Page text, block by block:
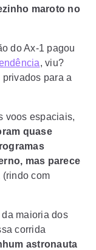
maroto no
do Ax-1 pagou
, viu?
para a
voos espaciais,
quase
mas parece
com
da maioria dos
corrida
astronauta